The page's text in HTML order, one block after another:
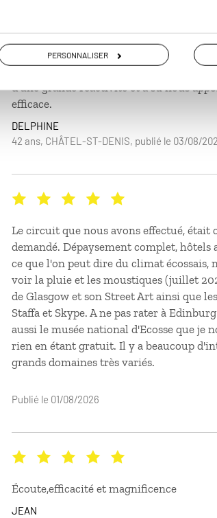
PERSONNALISER
notre séjour, était particulièrement bien
sommes ravis de cette expérience.
imprévus durant le voyage, mais
d’une grande réactivité et a su nous
efficace.
DELPHINE
42 ans, CHÂTEL-ST-DENIS, publié le 03/08/
Le circuit que nous avons effectué, était
demandé. Dépaysement complet, hôtels
ce que l'on peut dire du climat écossais,
voir la pluie et les moustiques (juillet
de Glasgow et son Street Art ainsi que
Staffa et Skype. A ne pas rater à
aussi le musée national d'Ecosse que je
rien en étant gratuit. Il y a beaucoup
grands domaines très variés.
Publié le 01/08/2026
Écoute,efficacité et magnificence
JEAN